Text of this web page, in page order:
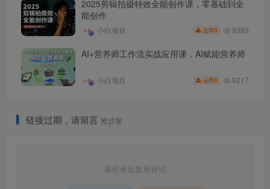
2025剪辑拍摄特效全能创作课，零基础到全
能创作
小白项目 云币3 9389
AI+营养师工作流实战应用课，AI赋能营养师
小白项目 云币3 9217
链接过期，请留言 抢沙发
请登录后发表评论